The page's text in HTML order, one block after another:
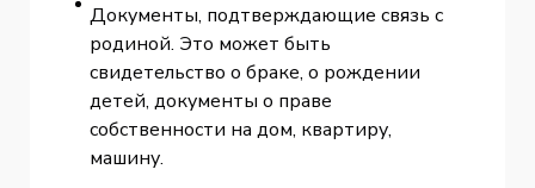
Документы, подтверждающие связь с
родиной. Это может быть
свидетельство о браке, о рождении
детей, документы о праве
собственности на дом, квартиру,
машину.